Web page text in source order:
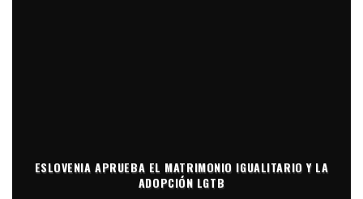
ESLOVENIA APRUEBA EL MATRIMONIO IGUALITARIO Y LA
ADOPCIÓN LGTB